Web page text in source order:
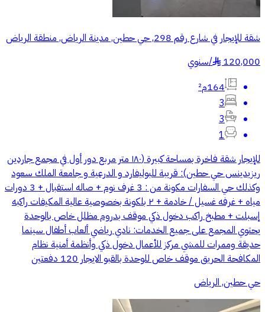
شقة للإيجار في شارع رقم 298, حي حطين, مدينة الرياض, منطقة الرياض
120,000
§
/سنوي
164م²
3
3
1
للإيجار شقة فاخرة بمساحة كبيرة (۱۸۰ متر مربع دور أول في مجمع جاردين
ريزيدينس حي حطين): قريبة للبوليفارد و الدرعية و جامعة الملك سعود
وكذلك حي السفارات مكونة من : 3 غرف نوم + صاله استقبال + 3 دورات
مياه + غرفه غسيل / خادمة + ٢ بلكونة بخصوصية عالية المكيفات راكبه
إسبلت + مطبخ راكب دخول ذكي موقف بدروم مظلل خاص بالوحدة
يحتوي المجمع على جميع الخدمات: نادي رياضي ألعاب أطفال سينما
حديقة وممرات للمشي مركز للأعمال دخول ذكي وأنظمة أمنية نظام
المكافحة الحريق موقف خاص للوحدة بالقبو الايجار 120 دفعتين
حي حطين, الرياض